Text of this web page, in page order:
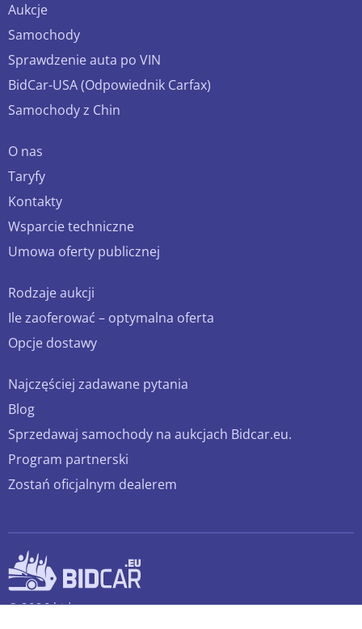
Aukcje
Samochody
Sprawdzenie auta po VIN
BidCar-USA (Odpowiednik Carfax)
Samochody z Chin
O nas
Taryfy
Kontakty
Wsparcie techniczne
Umowa oferty publicznej
Rodzaje aukcji
Ile zaoferować – optymalna oferta
Opcje dostawy
Najczęściej zadawane pytania
Blog
Sprzedawaj samochody na aukcjach Bidcar.eu.
Program partnerski
Zostań oficjalnym dealerem
© 2026 bidcar.eu